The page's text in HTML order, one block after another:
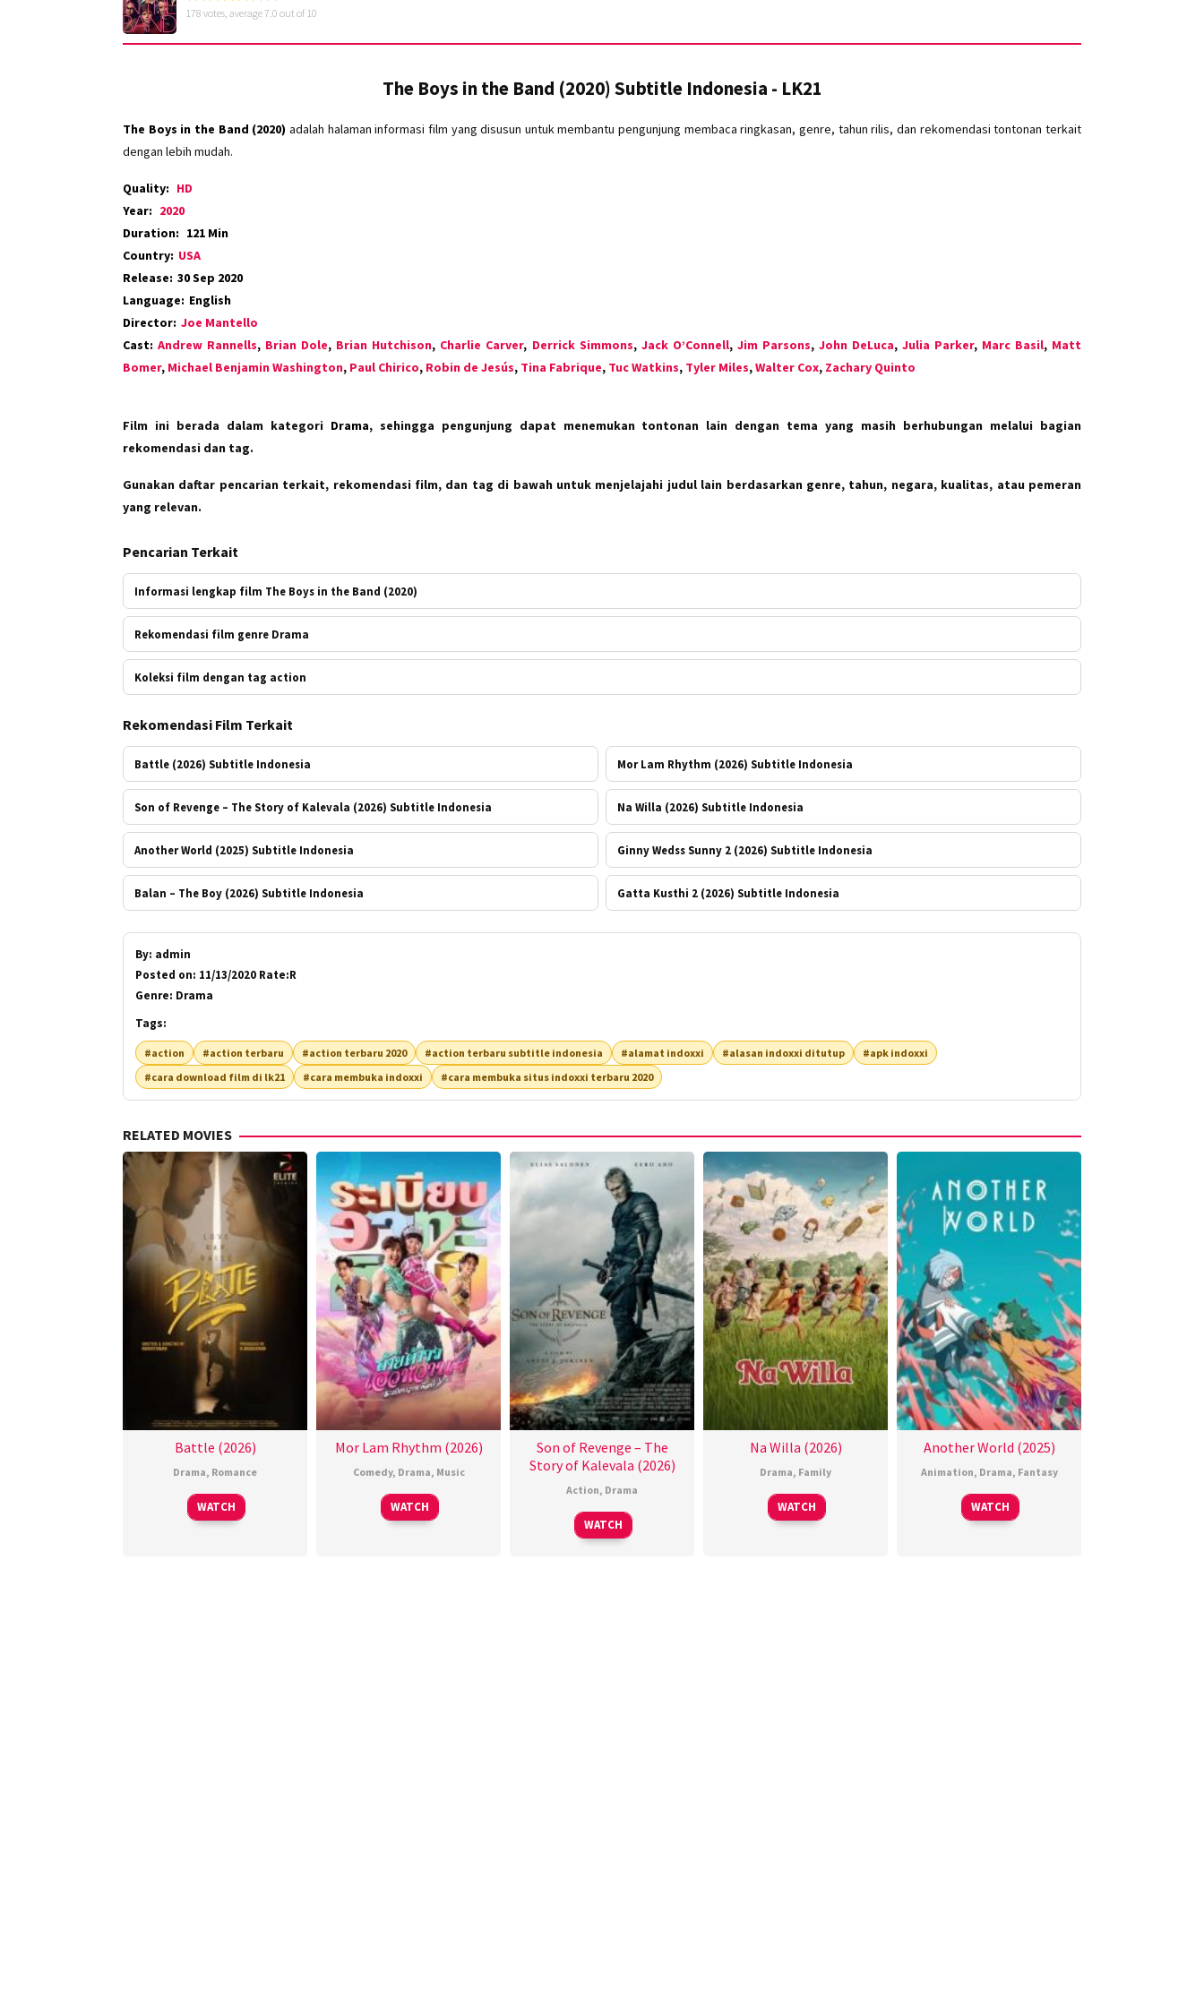
178 votes, average7.0 out of 10
The Boys in the Band (2020) Subtitle Indonesia - LK21
The Boys in the Band (2020) adalah halaman informasi film yang disusun untuk membantu pengunjung membaca ringkasan, genre, tahun rilis, dan rekomendasi tontonan terkait
dengan lebih mudah.
Quality: HD
Year: 2020
Duration: 121 Min
Country: USA
Release: 30 Sep 2020
Language: English
Director: Joe Mantello
Cast: Andrew Rannells, Brian Dole, Brian Hutchison, Charlie Carver, Derrick Simmons, Jack O’Connell, Jim Parsons, John DeLuca, Julia Parker, Marc Basil, Matt
Bomer, Michael Benjamin Washington, Paul Chirico, Robin de Jesús, Tina Fabrique, Tuc Watkins, Tyler Miles,Walter Cox, Zachary Quinto
Film ini berada dalam kategori Drama, sehingga pengunjung dapat menemukan tontonan lain dengan tema yang masih berhubungan melalui bagian
rekomendasi dan tag.
Gunakan daftar pencarian terkait, rekomendasi film, dan tag di bawah untuk menjelajahi judul lain berdasarkan genre, tahun, negara, kualitas, atau pemeran
yang relevan.
Pencarian Terkait
Informasi lengkap film The Boys in the Band (2020)
Rekomendasi film genre Drama
Koleksi film dengan tag action
Rekomendasi Film Terkait
Battle (2026) Subtitle Indonesia Mor Lam Rhythm (2026) Subtitle Indonesia
Son of Revenge – The Story of Kalevala (2026) Subtitle Indonesia Na Willa (2026) Subtitle Indonesia
Another World (2025) Subtitle Indonesia Ginny Wedss Sunny 2 (2026) Subtitle Indonesia
Balan – The Boy (2026) Subtitle Indonesia Gatta Kusthi 2 (2026) Subtitle Indonesia
By: admin
Posted on: 11/13/2020 Rate:R
Genre: Drama
Tags:
#action #action terbaru #action terbaru 2020 #action terbaru subtitle indonesia #alamat indoxxi #alasan indoxxi ditutup
#apk indoxxi
#cara download film di lk21
#cara membuka indoxxi #cara membuka situs indoxxi terbaru 2020
RELATED MOVIES
Battle (2026)
Drama, Romance
WATCH
Mor Lam Rhythm (2026)
Comedy, Drama, Music
WATCH
Son of Revenge – The
Story of Kalevala (2026)
Action, Drama
WATCH
Na Willa (2026)
Drama, Family
WATCH
Another World (2025)
Animation, Drama, Fantasy
WATCH